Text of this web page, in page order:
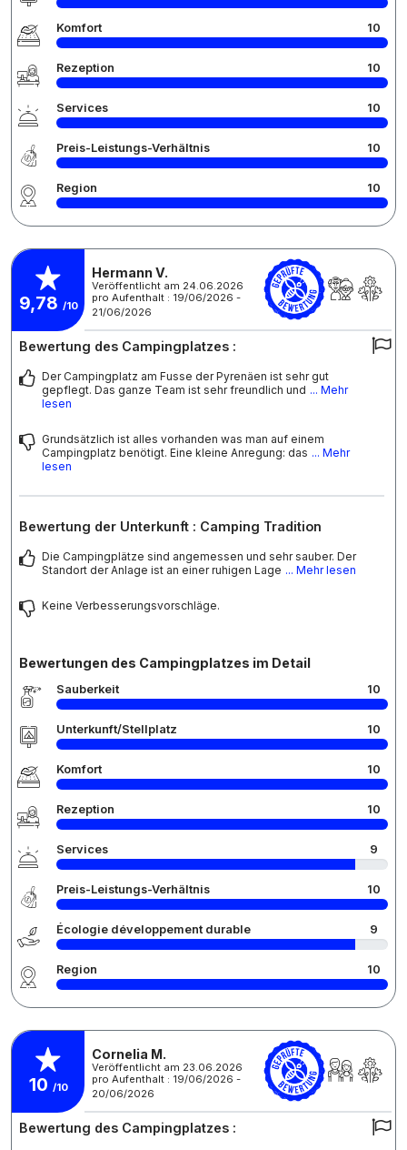
Komfort 10
Rezeption 10
Services 10
Preis-Leistungs-Verhältnis 10
Region 10
9,78 /10
Hermann V.
Veröffentlicht am 24.06.2026
pro Aufenthalt : 19/06/2026 -
21/06/2026
Bewertung des Campingplatzes :
Der Campingplatz am Fusse der Pyrenäen ist sehr gut
gepflegt. Das ganze Team ist sehr freundlich und ... Mehr
lesen
Grundsätzlich ist alles vorhanden was man auf einem
Campingplatz benötigt. Eine kleine Anregung: das ... Mehr
lesen
Bewertung der Unterkunft : Camping Tradition
Die Campingplätze sind angemessen und sehr sauber. Der
Standort der Anlage ist an einer ruhigen Lage ... Mehr lesen
Keine Verbesserungsvorschläge.
Bewertungen des Campingplatzes im Detail
Sauberkeit 10
Unterkunft/Stellplatz 10
Komfort 10
Rezeption 10
Services 9
Preis-Leistungs-Verhältnis 10
Écologie développement durable 9
Region 10
10 /10
Cornelia M.
Veröffentlicht am 23.06.2026
pro Aufenthalt : 19/06/2026 -
20/06/2026
Bewertung des Campingplatzes :